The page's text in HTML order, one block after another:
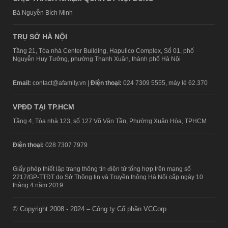
Bà Nguyễn Bích Minh
TRỤ SỞ HÀ NỘI
Tầng 21, Tòa nhà Center Building, Hapulico Complex, Số 01, phố
Nguyễn Huy Tưởng, phường Thanh Xuân, thành phố Hà Nội
Email: contact@afamily.vn | Điện thoại: 024 7309 5555, máy lẻ 62.370
VPĐD TẠI TP.HCM
Tầng 4, Tòa nhà 123, số 127 Võ Văn Tần, Phường Xuân Hòa, TPHCM
Điện thoại: 028 7307 7979
Giấy phép thiết lập trang thông tin điện tử tổng hợp trên mạng số
2217/GP-TTĐT do Sở Thông tin và Truyền thông Hà Nội cấp ngày 10
tháng 4 năm 2019
© Copyright 2008 - 2024 – Công ty Cổ phần VCCorp